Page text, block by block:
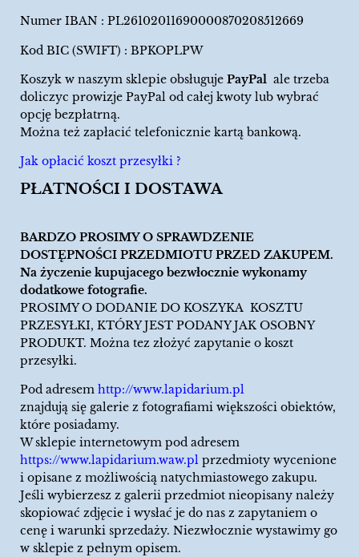
Numer IBAN : PL26102011690000870208512669
Kod BIC (SWIFT) : BPKOPLPW
Koszyk w naszym sklepie obsługuje PayPal ale trzeba
doliczyc prowizje PayPal od całej kwoty lub wybrać
opcję bezpłatrną.
Można też zapłacić telefonicznie kartą bankową.
Jak opłacić koszt przesyłki ?
PŁATNOŚCI I DOSTAWA
BARDZO PROSIMY O SPRAWDZENIE
DOSTĘPNOŚCI PRZEDMIOTU PRZED ZAKUPEM.
Na życzenie kupujacego bezwłocznie wykonamy
dodatkowe fotografie.
PROSIMY O DODANIE DO KOSZYKA KOSZTU
PRZESYŁKI, KTÓRY JEST PODANY JAK OSOBNY
PRODUKT. Można tez złożyć zapytanie o koszt
przesyłki.
Pod adresem http://www.lapidarium.pl
znajdują się galerie z fotografiami większości obiektów,
które posiadamy.
W sklepie internetowym pod adresem
https://www.lapidarium.waw.pl przedmioty wycenione
i opisane z możliwością natychmiastowego zakupu.
Jeśli wybierzesz z galerii przedmiot nieopisany należy
skopiować zdjęcie i wysłać je do nas z zapytaniem o
cenę i warunki sprzedaży. Niezwłocznie wystawimy go
w sklepie z pełnym opisem.